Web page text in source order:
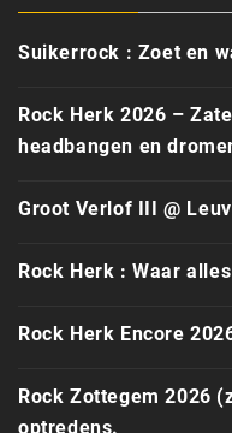
Suikerrock : Zoet en
Rock Herk 2026 –
headbangen en
Groot Verlof III @
Rock Herk : Waar
Rock Herk Encore
Rock Zottegem 2026
optredens.